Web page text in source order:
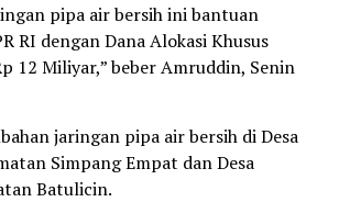
pipa air bersih ini bantuan
RI dengan Dana Alokasi Khusus
12 Miliyar,” beber Amruddin, Senin
jaringan pipa air bersih di Desa
Simpang Empat dan Desa
Batulicin.